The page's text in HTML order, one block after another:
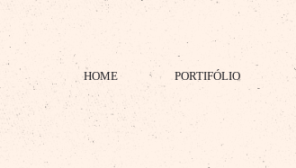
HOME PORTIFÓLIO